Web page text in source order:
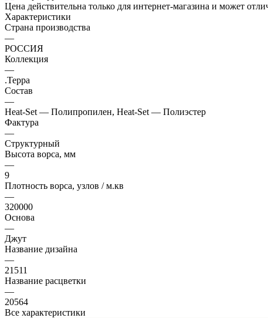
Цена действительна только для интернет-магазина и может
Характеристики
Страна производства
—
РОССИЯ
Коллекция
—
.Терра
Состав
—
Heat-Set — Полипропилен, Heat-Set — Полиэстер
Фактура
—
Структурный
Высота ворса, мм
—
9
Плотность ворса, узлов / м.кв
—
320000
Основа
—
Джут
Название дизайна
—
21511
Название расцветки
—
20564
Все характеристики